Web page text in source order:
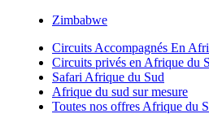
Zimbabwe
Circuits Accompagnés En
Circuits privés en Afrique du
Safari Afrique du Sud
Afrique du sud sur mesure
Toutes nos offres Afrique du